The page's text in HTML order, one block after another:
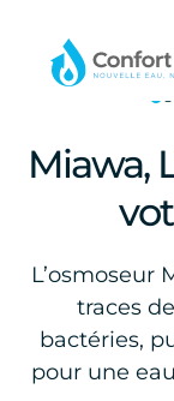
Miawa,
L’osmoseur
traces
bactéries,
pour une